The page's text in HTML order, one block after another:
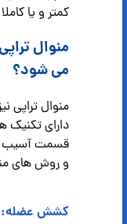
کمتر و یا
منوال
می شود؟
منوال تراپی
دارای تکنیک
قسمت آسیب
و روش های
کشش عضله: